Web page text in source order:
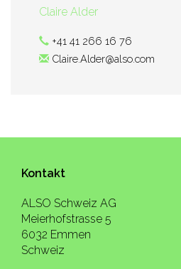
Claire Alder
+41 41 266 16 76
Claire.Alder@also.com
Kontakt
ALSO Schweiz AG
Meierhofstrasse 5
6032 Emmen
Schweiz